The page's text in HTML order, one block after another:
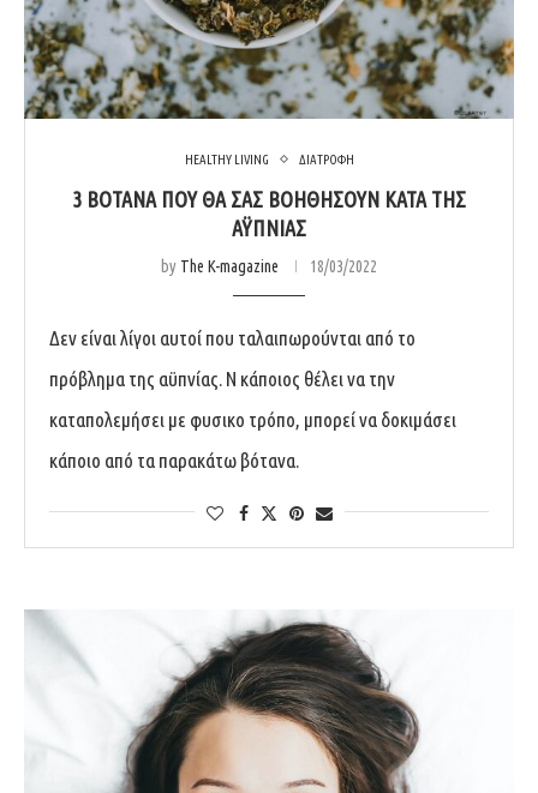
HEALTHY LIVING ΔΙΑΤΡΟΦΗ
3 ΒΌΤΑΝΑ ΠΟΥ ΘΑ ΣΑΣ ΒΟΗΘΉΣΟΥΝ ΚΑΤΆ ΤΗΣ
ΑΫΠΝΊΑΣ
by The K-magazine 18/03/2022
Δεν είναι λίγοι αυτοί που ταλαιπωρούνται από το
πρόβλημα της αϋπνίας. Ν κάποιος θέλει να την
καταπολεμήσει με φυσικο τρόπο, μπορεί να δοκιμάσει
κάποιο από τα παρακάτω βότανα.